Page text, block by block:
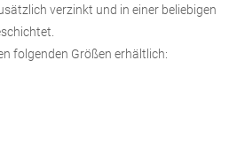
verzinkt und in einer beliebigen
folgenden Größen erhältlich: